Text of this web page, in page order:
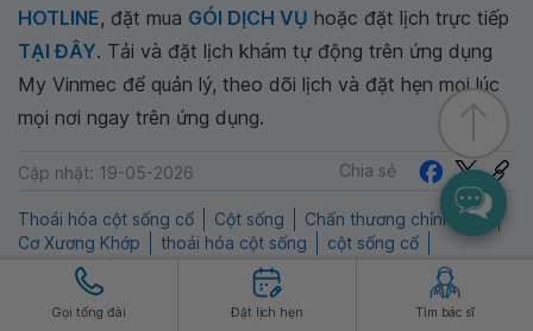
HOTLINE, đặt mua GÓI DỊCH VỤ hoặc đặt lịch trực tiếp
TẠI ĐÂY. Tải và đặt lịch khám tự động trên ứng dụng
My Vinmec để quản lý, theo dõi lịch và đặt hẹn mọi lúc
mọi nơi ngay trên ứng dụng.
Cập nhật: 19-05-2026 Chia sẻ
Thoái hóa cột sống cổ Cột sống
Chấn thương chỉnh hình
Cơ Xương Khớp
thoái hóa cột sống
cột sống cổ
Khương Thảo Đan
Gọi tổng đài Đặt lịch hẹn Tìm bác sĩ